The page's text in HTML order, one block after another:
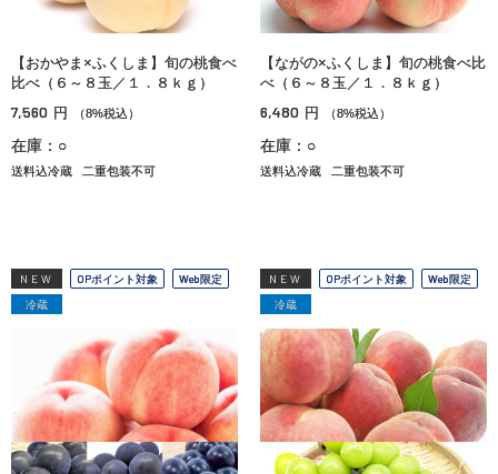
【おかやま×ふくしま】旬の桃食べ
比べ（６～８玉／１．８ｋｇ）
7,560 円 （8%税込）
在庫：○
送料込冷蔵 二重包装不可
【ながの×ふくしま】旬の桃食べ比
べ（６～８玉／１．８ｋｇ）
6,480 円 （8%税込）
在庫：○
送料込冷蔵 二重包装不可
NEW OPポイント対象
Web限定
冷蔵
NEW OPポイント対象
Web限定
冷蔵